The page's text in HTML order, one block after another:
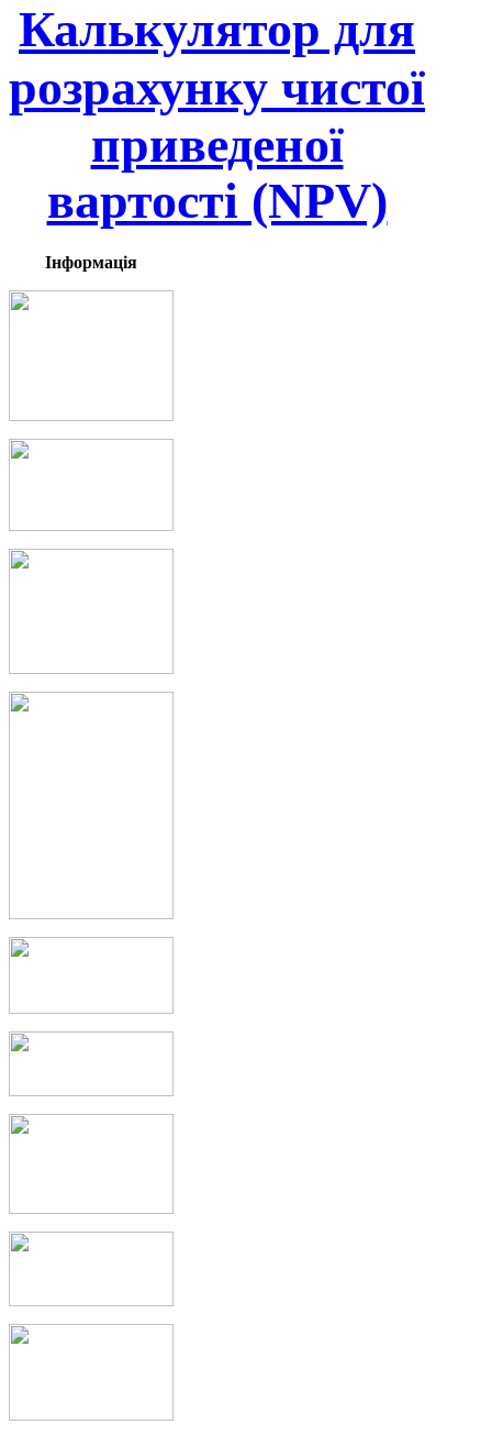
Калькулятор для
розрахунку чистої
приведеної
вартості (NPV)
Інформація